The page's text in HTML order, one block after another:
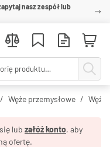
nasz zespół lub
Węże przemysłowe Węże
lub załóż konto, aby
ofertę.